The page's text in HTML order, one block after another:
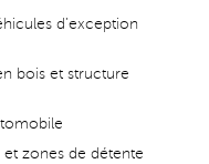
d’exception
bois et structure
et zones de détente